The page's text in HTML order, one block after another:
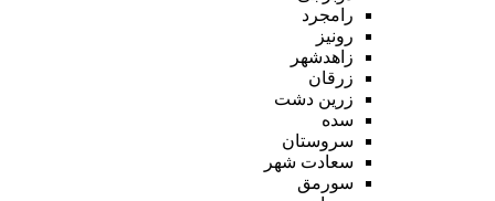
رامجرد
رونیز
زاهدشهر
زرقان
زرین دشت
سده
سروستان
سعادت شهر
سورمق